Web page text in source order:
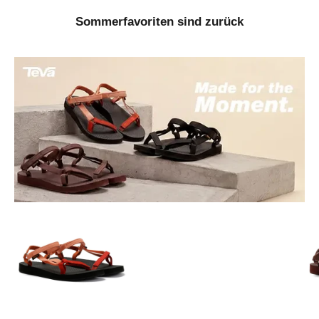
Sommerfavoriten sind zurück